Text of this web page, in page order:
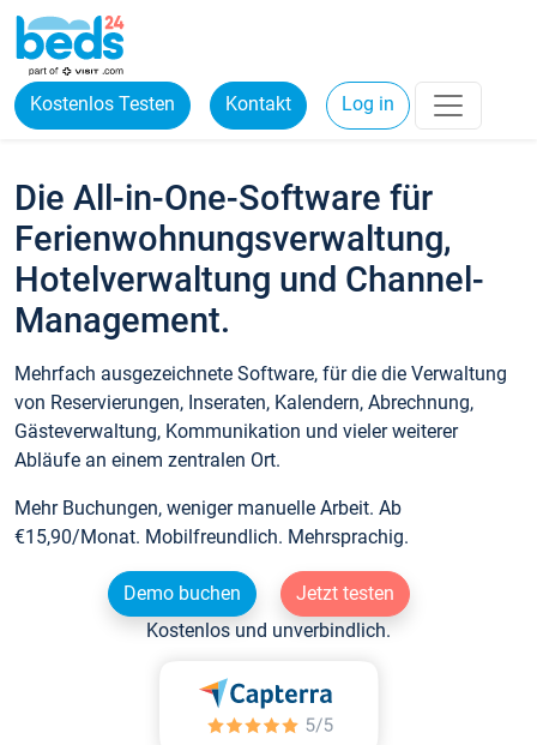
Kostenlos Testen Kontakt Log in
Die All-in-One-Software für
Ferienwohnungsverwaltung,
Hotelverwaltung und Channel-
Management.
Mehrfach ausgezeichnete Software, für die die Verwaltung
von Reservierungen, Inseraten, Kalendern, Abrechnung,
Gästeverwaltung, Kommunikation und vieler weiterer
Abläufe an einem zentralen Ort.
Mehr Buchungen, weniger manuelle Arbeit. Ab
€15,90/Monat. Mobilfreundlich. Mehrsprachig.
Demo buchen
Jetzt testen
Kostenlos und unverbindlich.